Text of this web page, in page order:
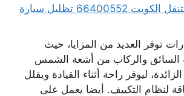
تظليل سيارات متنقل الكويت 66400552 تظليل سيارة
توفر العديد من المزايا، حيث
السائق والركاب من أشعة الشمس
ليوفر راحة أثناء القيادة ويقلل
لنظام التكييف. أيضا يعمل على